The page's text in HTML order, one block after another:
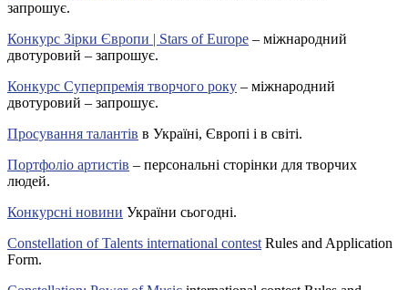
запрошує.
Конкурс Зірки Європи | Stars of Europe – міжнародний
двотуровий – запрошує.
Конкурс Суперпремія творчого року – міжнародний
двотуровий – запрошує.
Просування талантів в Україні, Європі і в світі.
Портфоліо артистів – персональні сторінки для творчих
людей.
Конкурсні новини України сьогодні.
Constellation of Talents international contest Rules and Application
Form.